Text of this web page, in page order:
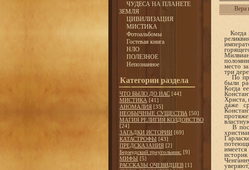
ЧУДЕСА НА ПЛАНЕТЕ
ЗЕМЛЯ
ЦИВИЛИЗАЦИЯ
МИСТИКА
Фотоальбомы
Гостевая книга
НЛО
ПОЛЕЗНОЕ
Непознанное
Категории раздела
ЧТО БЫЛО ДО НАС [44]
МИСТИКА [41]
АНОМАЛИЯ [35]
НЕОБЫЧНЫЕ СУЩЕСТВА [50]
МАГИЯ РЕЛИГИЯ КОЛДОВСТВО
[24]
ЗАГАДКИ ИСТОРИИ [69]
КАТАСТРОФЫ [43]
ПРЕДСКАЗАНИЯ [2]
Бермудский треугольник: [9]
МИФЫ [5]
РАССКАЗЫ ОЧЕВИДЦЕВ [1]
Вера
Когда
место
три
По
были
Когда
Христа,
даже
В